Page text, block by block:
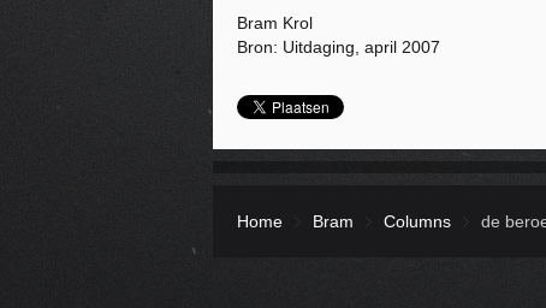
Bram Krol
Bron: Uitdaging, april 2007
Home Bram Columns de